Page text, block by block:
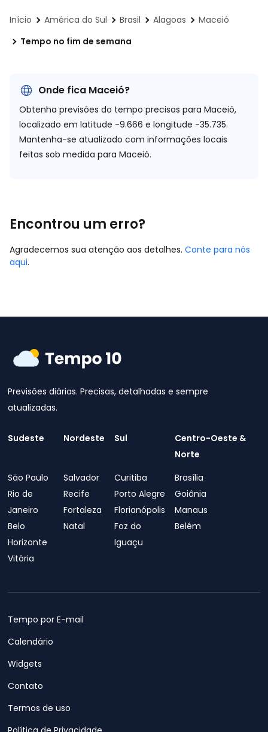
Início América do Sul Brasil Alagoas
Maceió
Tempo no fim de semana
Onde fica Maceió?
Obtenha previsões do tempo precisas para Maceió,
localizado em latitude -9.666 e longitude -35.735.
Mantenha-se atualizado com informações locais
feitas sob medida para Maceió.
Encontrou um erro?
Agradecemos sua atenção aos detalhes. Conte para nós
aqui.
Previsões diárias. Precisas, detalhadas e sempre
atualizadas.
Sudeste
São Paulo
Rio de
Janeiro
Belo
Horizonte
Vitória
Nordeste
Salvador
Recife
Fortaleza
Natal
Sul
Curitiba
Porto Alegre
Florianópolis
Foz do
Iguaçu
Centro-Oeste &
Norte
Brasília
Goiânia
Manaus
Belém
Tempo por E-mail
Calendário
Widgets
Contato
Termos de uso